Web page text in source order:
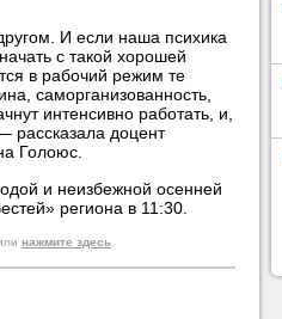
И если наша психика
с такой хорошей
в рабочий режим те
саморганизованность,
интенсивно работать, и,
рассказала доцент
Голоюс.
и неизбежной осенней
региона в 11:30.
нажмите здесь